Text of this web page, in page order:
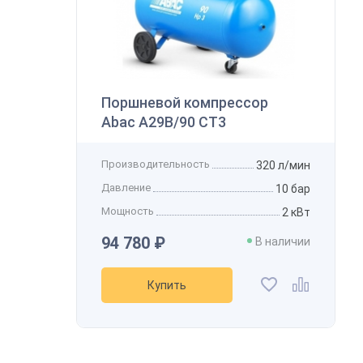
Поршневой компрессор
Abac А29B/90 СТ3
Производительность 320 л/мин
Давление 10 бар
Мощность 2 кВт
94 780 ₽ В наличии
Купить